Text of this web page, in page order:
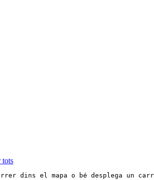
tots
dins el mapa o bé desplega un